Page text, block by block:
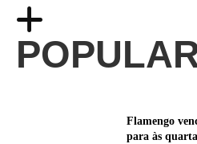
Flamengo
para às